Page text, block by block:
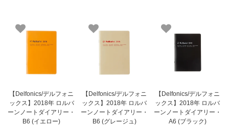
【Delfonics/デルフォニ
ックス】2018年 ロルバ
ーンノートダイアリー・
B6 (イエロー)
【Delfonics/デルフォニ
ックス】2018年 ロルバ
ーンノートダイアリー・
B6 (グレージュ)
【Delfonics/デルフォニ
ックス】2018年 ロルバ
ーンノートダイアリー・
A6 (ブラック)